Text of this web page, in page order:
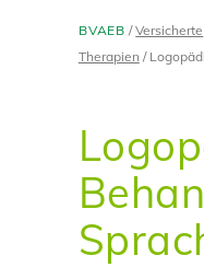
BVAEB Versicherte
Therapien